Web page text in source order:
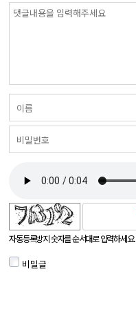
자동등록방지 숫자를 순서대로 입력하세요.
비밀글